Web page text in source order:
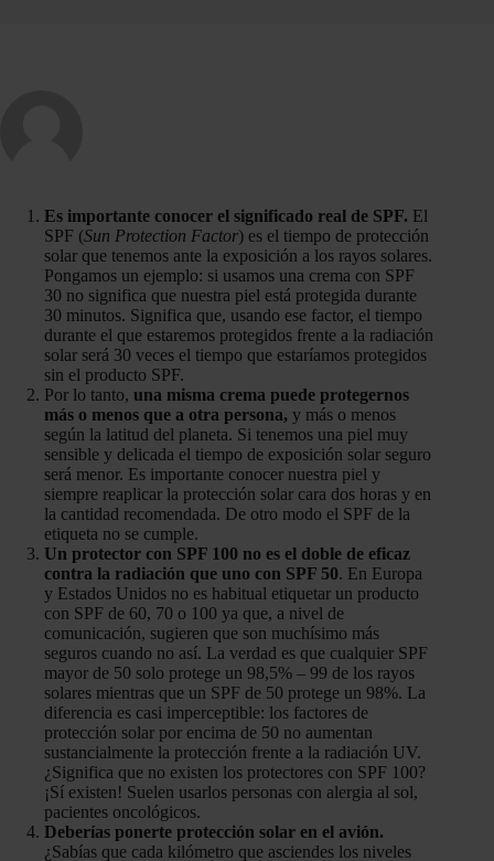
Es importante conocer el significado real de SPF. El
SPF (Sun Protection Factor) es el tiempo de protección
solar que tenemos ante la exposición a los rayos solares.
Pongamos un ejemplo: si usamos una crema con SPF
30 no significa que nuestra piel está protegida durante
30 minutos. Significa que, usando ese factor, el tiempo
durante el que estaremos protegidos frente a la radiación
solar será 30 veces el tiempo que estaríamos protegidos
sin el producto SPF.
Por lo tanto, una misma crema puede protegernos
más o menos que a otra persona, y más o menos
según la latitud del planeta. Si tenemos una piel muy
sensible y delicada el tiempo de exposición solar seguro
será menor. Es importante conocer nuestra piel y
siempre reaplicar la protección solar cara dos horas y en
la cantidad recomendada. De otro modo el SPF de la
etiqueta no se cumple.
Un protector con SPF 100 no es el doble de eficaz
contra la radiación que uno con SPF 50. En Europa
y Estados Unidos no es habitual etiquetar un producto
con SPF de 60, 70 o 100 ya que, a nivel de
comunicación, sugieren que son muchísimo más
seguros cuando no así. La verdad es que cualquier SPF
mayor de 50 solo protege un 98,5% – 99 de los rayos
solares mientras que un SPF de 50 protege un 98%. La
diferencia es casi imperceptible: los factores de
protección solar por encima de 50 no aumentan
sustancialmente la protección frente a la radiación UV.
¿Significa que no existen los protectores con SPF 100?
¡Sí existen! Suelen usarlos personas con alergia al sol,
pacientes oncológicos.
Deberías ponerte protección solar en el avión.
¿Sabías que cada kilómetro que asciendes los niveles